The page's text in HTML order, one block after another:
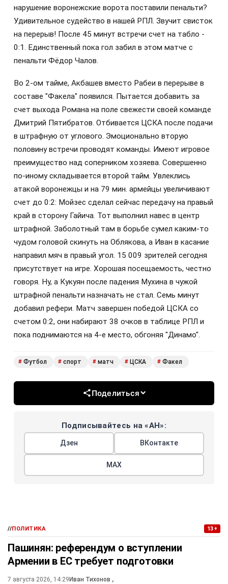
нарушение воронежские ворота поставили пенальти?
Удивительное судейство в нашей РПЛ. Звучит свисток
на перерыв! После 45 минут встречи счет на табло -
0:1. Единственный пока гол забил в этом матче с
пенальти Фёдор Чалов.
Во 2-ом тайме, Акбашев вместо Рабеи в перерыве в
составе "Факела" появился. Пытается добавить за
счет выхода Романа на поле свежести своей команде
Дмитрий Пятибратов. Отбивается ЦСКА после подачи
в штрафную от углового. Эмоционально вторую
половину встречи проводят команды. Имеют игровое
преимущество над соперником хозяева. Совершенно
по-иному складывается второй тайм. Увлеклись
атакой воронежцы и​ на 79 мин. армейцы увеличивают
счет до 0:2: Мойзес сделал сейчас передачу на правый
край в сторону Гайича. Тот выполнил навес в центр
штрафной. Заболотный там в борьбе сумел каким-то
чудом головой скинуть на Облякова, а Иван в касание
направил мяч в правый угол. 15 009 зрителей сегодня
присутствует на игре. Хорошая посещаемость, честно
говоря. Ну, а Кукуян после падения Мухина в чужой
штрафной пенальти назначать не стал.​ Семь минут
добавил рефери. Матч завершен победой ЦСКА со
счетом 0:2, они набирают 38 очков в таблице РПЛ и
пока поднимаются на 4-е место, обгоняя "Динамо".
# Футбол # спорт # матч # ЦСКА # Факел
Поделиться
Подписывайтесь на «АН»:
Дзен ВКонтакте
МАХ
//ПОЛИТИКА 13+
Пашинян: референдум о вступлении
Армении в ЕС требует подготовки
7 августа 2026, 14:29Иван Тихонов ,